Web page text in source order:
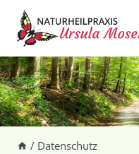
Zum
Inhalt
springen
/ Datenschutz